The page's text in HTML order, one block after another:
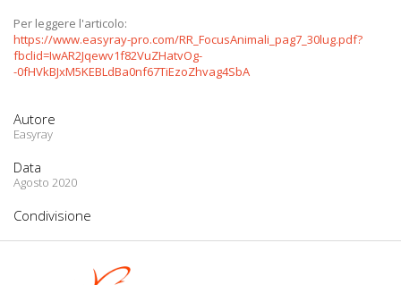
Per leggere l'articolo:
https://www.easyray-pro.com/RR_FocusAnimali_pag7_30lug.pdf?
fbclid=IwAR2Jqewv1f82VuZHatvOg-
-0fHVkBJxM5KEBLdBa0nf67TiEzoZhvag4SbA
Autore
Easyray
Data
Agosto 2020
Condivisione